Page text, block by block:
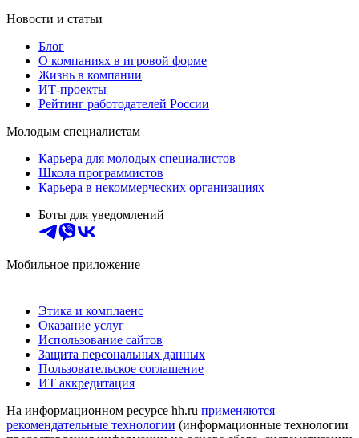
Новости и статьи
Блог
О компаниях в игровой форме
Жизнь в компании
ИТ-проекты
Рейтинг работодателей России
Молодым специалистам
Карьера для молодых специалистов
Школа программистов
Карьера в некоммерческих организациях
Боты для уведомлений
Мобильное приложение
Этика и комплаенс
Оказание услуг
Использование сайтов
Защита персональных данных
Пользовательское соглашение
ИТ аккредитация
На информационном ресурсе hh.ru применяются
рекомендательные технологии (информационные технологии